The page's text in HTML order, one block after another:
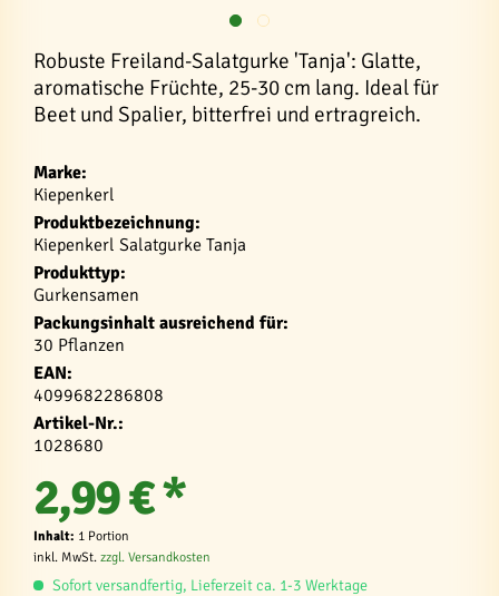
Robuste Freiland-Salatgurke 'Tanja': Glatte,
aromatische Früchte, 25-30 cm lang. Ideal für
Beet und Spalier, bitterfrei und ertragreich.
Marke:
Kiepenkerl
Produktbezeichnung:
Kiepenkerl Salatgurke Tanja
Produkttyp:
Gurkensamen
Packungsinhalt ausreichend für:
30 Pflanzen
EAN:
4099682286808
Artikel-Nr.:
1028680
2,99 € *
Inhalt: 1 Portion
inkl. MwSt. zzgl. Versandkosten
Sofort versandfertig, Lieferzeit ca. 1-3 Werktage